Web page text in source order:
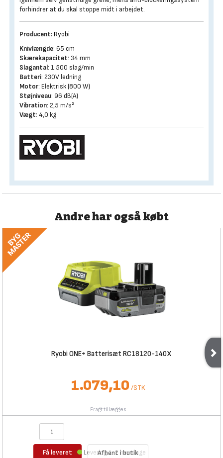
forhindrer at du skal stoppe midt i arbejdet.
Producent:Ryobi
Knivlængde: 65 cm
Skærekapacitet: 34 mm
Slagantal: 1.500 slag/min
Batteri: 230V ledning
Motor: Elektrisk (800 W)
Støjniveau: 96 dB(A)
Vibration: 2,5 m/s²
Vægt: 4,0 kg
Andre har også købt
Ryobi ONE+ Batterisæt RC18120-140X
1.079,10 /STK
Fragt tillægges
Få leveret Afhent i butik
Levering 1-2 hverdage